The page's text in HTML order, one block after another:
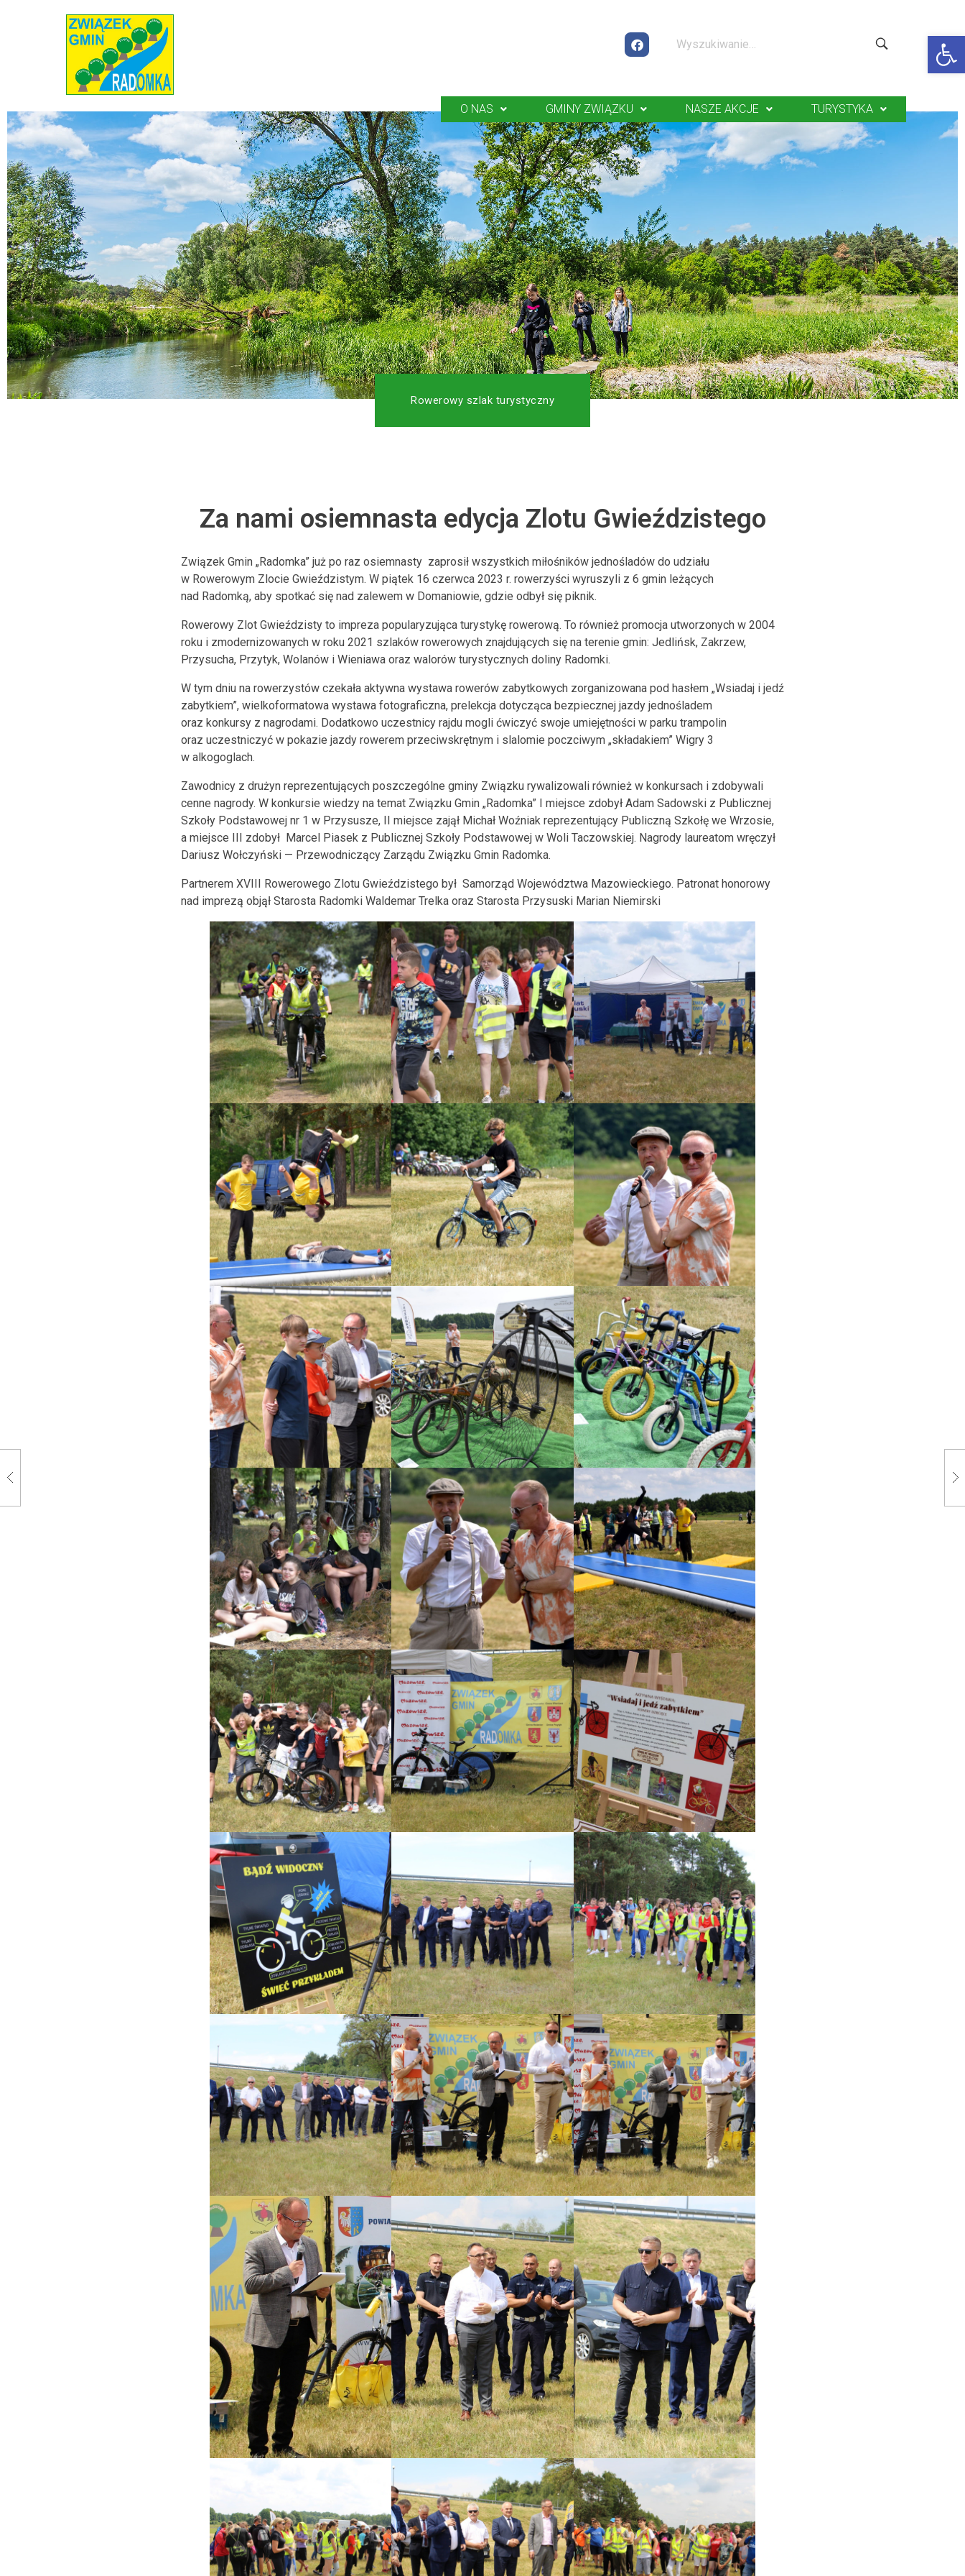
O NAS GMINY ZWIĄZKU NASZE AKCJE TURYSTYKA
Rowerowy szlak turystyczny
Za nami osiemnasta edycja Zlotu Gwieździstego
Związek Gmin „Radomka” już po raz osiemnasty zaprosił wszystkich miłośników jednośladów do udziału
w Rowerowym Zlocie Gwieździstym. W piątek 16 czerwca 2023 r. rowerzyści wyruszyli z 6 gmin leżących
nad Radomką, aby spotkać się nad zalewem w Domaniowie, gdzie odbył się piknik.
Rowerowy Zlot Gwieździsty to impreza popularyzująca turystykę rowerową. To również promocja utworzonych w 2004
roku i zmodernizowanych w roku 2021 szlaków rowerowych znajdujących się na terenie gmin: Jedlińsk, Zakrzew,
Przysucha, Przytyk, Wolanów i Wieniawa oraz walorów turystycznych doliny Radomki.
W tym dniu na rowerzystów czekała aktywna wystawa rowerów zabytkowych zorganizowana pod hasłem „Wsiadaj i jedź
zabytkiem”, wielkoformatowa wystawa fotograficzna, prelekcja dotycząca bezpiecznej jazdy jednośladem
oraz konkursy z nagrodami. Dodatkowo uczestnicy rajdu mogli ćwiczyć swoje umiejętności w parku trampolin
oraz uczestniczyć w pokazie jazdy rowerem przeciwskrętnym i slalomie poczciwym „składakiem” Wigry 3
w alkogoglach.
Zawodnicy z drużyn reprezentujących poszczególne gminy Związku rywalizowali również w konkursach i zdobywali
cenne nagrody. W konkursie wiedzy na temat Związku Gmin „Radomka” I miejsce zdobył Adam Sadowski z Publicznej
Szkoły Podstawowej nr 1 w Przysusze, II miejsce zajął Michał Woźniak reprezentujący Publiczną Szkołę we Wrzosie,
a miejsce III zdobył Marcel Piasek z Publicznej Szkoły Podstawowej w Woli Taczowskiej. Nagrody laureatom wręczył
Dariusz Wołczyński — Przewodniczący Zarządu Związku Gmin Radomka.
Partnerem XVIII Rowerowego Zlotu Gwieździstego był Samorząd Województwa Mazowieckiego. Patronat honorowy
nad imprezą objął Starosta Radomki Waldemar Trelka oraz Starosta Przysuski Marian Niemirski